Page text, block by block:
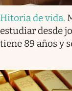
Hitoria de vida.
estudiar desde
tiene 89 años y